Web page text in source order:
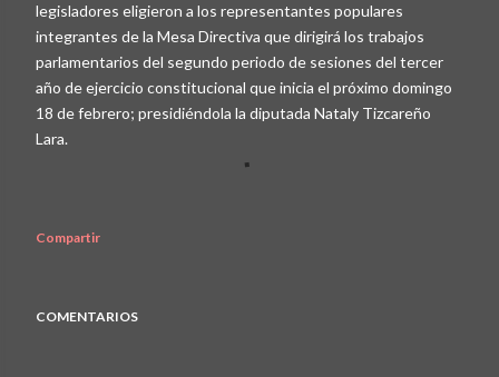
legisladores eligieron a los representantes populares
integrantes de la Mesa Directiva que dirigirá los trabajos
parlamentarios del segundo periodo de sesiones del tercer
año de ejercicio constitucional que inicia el próximo domingo
18 de febrero; presidiéndola la diputada Nataly Tizcareño
Lara.
Compartir
COMENTARIOS